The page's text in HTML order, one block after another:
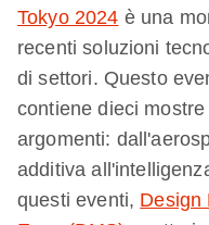
Tokyo 2024 è una
recenti soluzioni
di settori. Questo
contiene dieci
argomenti:
additiva
questi eventi, Design